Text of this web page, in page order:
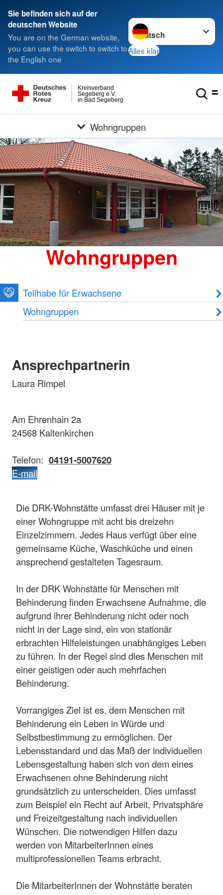
Sie befinden sich auf der
deutschen Website
You are on the German website,
you can use the switch to switch to
the English one
Sprache wechseln zu
Alles klar
in Bad Segeberg
Segeberg e.V.
Kreisverband
Wohngruppen
Wohngruppen
Teilhabe für Erwachsene
Wohngruppen
Ansprechpartnerin
Laura Rimpel
Am Ehrenhain 2a
24568 Kaltenkirchen
Telefon: 04191-5007620
E-mail
Die DRK-Wohnstätte umfasst drei Häuser mit je
einer Wohngruppe mit acht bis dreizehn
Einzelzimmern. Jedes Haus verfügt über eine
gemeinsame Küche, Waschküche und einen
ansprechend gestalteten Tagesraum.
In der DRK Wohnstätte für Menschen mit
Behinderung finden Erwachsene Aufnahme, die
aufgrund ihrer Behinderung nicht oder noch
nicht in der Lage sind, ein von stationär
erbrachten Hilfeleistungen unabhängiges Leben
zu führen. In der Regel sind dies Menschen mit
einer geistigen oder auch mehrfachen
Behinderung.
Vorrangiges Ziel ist es, dem Menschen mit
Behinderung ein Leben in Würde und
Selbstbestimmung zu ermöglichen. Der
Lebensstandard und das Maß der individuellen
Lebensgestaltung haben sich von dem eines
Erwachsenen ohne Behinderung nicht
grundsätzlich zu unterscheiden. Dies umfasst
zum Beispiel ein Recht auf Arbeit, Privatsphäre
und Freizeitgestaltung nach individuellen
Wünschen. Die notwendigen Hilfen dazu
werden von MitarbeiterInnen eines
multiprofessionellen Teams erbracht.
Die MitarbeiterInnen der Wohnstätte beraten